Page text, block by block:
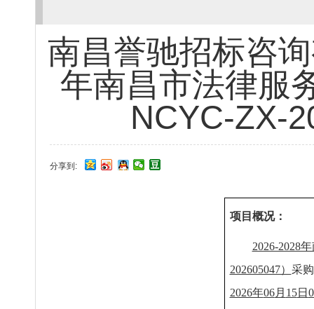
南昌誉驰招标咨
年南昌市法律服
NCYC-ZX-
分享到:
项目概况：
2026-2028
202605047） 采
2026年06月 15日